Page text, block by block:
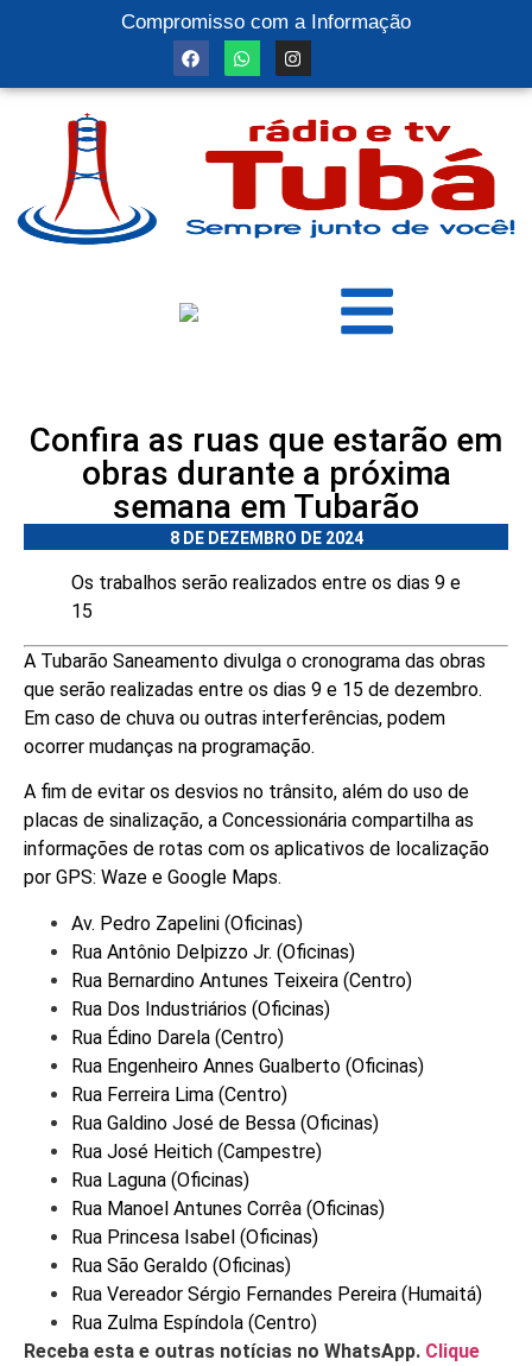
Compromisso com a Informação
Confira as ruas que estarão em
obras durante a próxima
semana em Tubarão
8 DE DEZEMBRO DE 2024
Os trabalhos serão realizados entre os dias 9 e
15
A Tubarão Saneamento divulga o cronograma das obras
que serão realizadas entre os dias 9 e 15 de dezembro.
Em caso de chuva ou outras interferências, podem
ocorrer mudanças na programação.
A fim de evitar os desvios no trânsito, além do uso de
placas de sinalização, a Concessionária compartilha as
informações de rotas com os aplicativos de localização
por GPS: Waze e Google Maps.
Av. Pedro Zapelini (Oficinas)
Rua Antônio Delpizzo Jr. (Oficinas)
Rua Bernardino Antunes Teixeira (Centro)
Rua Dos Industriários (Oficinas)
Rua Édino Darela (Centro)
Rua Engenheiro Annes Gualberto (Oficinas)
Rua Ferreira Lima (Centro)
Rua Galdino José de Bessa (Oficinas)
Rua José Heitich (Campestre)
Rua Laguna (Oficinas)
Rua Manoel Antunes Corrêa (Oficinas)
Rua Princesa Isabel (Oficinas)
Rua São Geraldo (Oficinas)
Rua Vereador Sérgio Fernandes Pereira (Humaitá)
Rua Zulma Espíndola (Centro)
Receba esta e outras notícias no WhatsApp. Clique